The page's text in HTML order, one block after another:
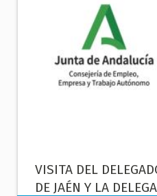
VISITA DEL
DE JAÉN Y LA